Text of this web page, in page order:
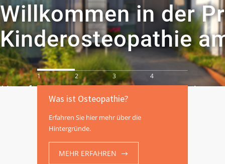
Willkommen in der
Kinderosteopathie
Hier finden Sie Informationen rund um
Behandlung in meiner Praxis.
1 2 3 4
Was ist Osteopathie?
Erfahren Sie hier mehr über die
Hintergründe.
MEHR ERFAHREN